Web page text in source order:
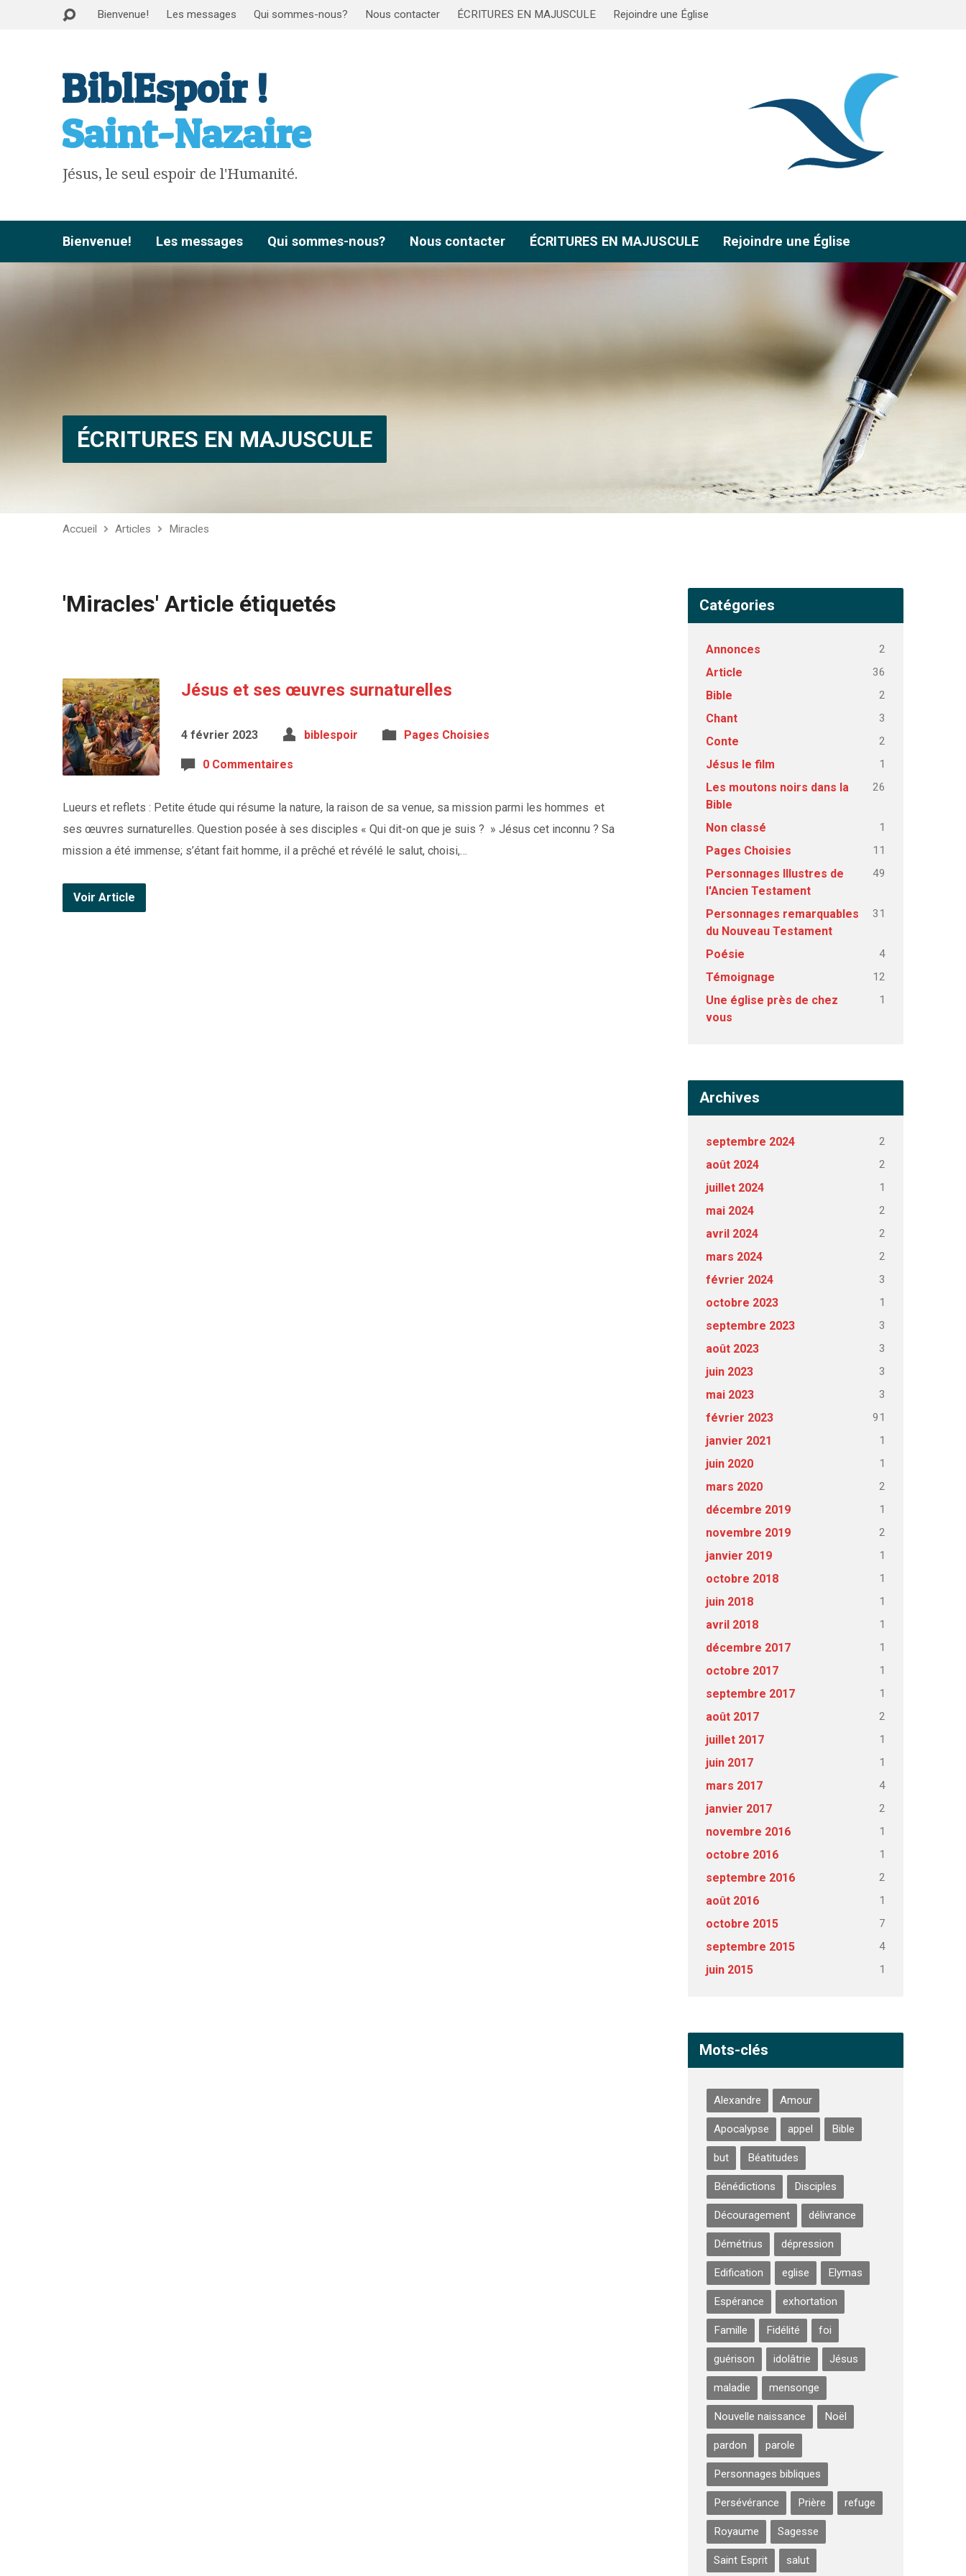
Bienvenue! Les messages Qui sommes-nous? Nous contacter ÉCRITURES EN MAJUSCULE Rejoindre une Église
BiblEspoir !
Saint-Nazaire
Jésus, le seul espoir de l'Humanité.
Bienvenue! Les messages Qui sommes-nous? Nous contacter ÉCRITURES EN MAJUSCULE Rejoindre une Église
ÉCRITURES EN MAJUSCULE
Accueil Articles Miracles
'Miracles' Article étiquetés
Jésus et ses œuvres surnaturelles
4 février 2023 biblespoir Pages Choisies
0 Commentaires
Lueurs et reflets : Petite étude qui résume la nature, la raison de sa venue, sa mission parmi les hommes et
ses œuvres surnaturelles. Question posée à ses disciples « Qui dit-on que je suis ? » Jésus cet inconnu ? Sa
mission a été immense; s’étant fait homme, il a prêché et révélé le salut, choisi,…
Voir Article
Catégories
Annonces 2
Article 36
Bible 2
Chant 3
Conte 2
Jésus le film 1
Les moutons noirs dans la
Bible
26
Non classé 1
Pages Choisies 11
Personnages Illustres de
l'Ancien Testament
49
Personnages remarquables
du Nouveau Testament
31
Poésie 4
Témoignage 12
Une église près de chez
vous
1
Archives
septembre 2024 2
août 2024 2
juillet 2024 1
mai 2024 2
avril 2024 2
mars 2024 2
février 2024 3
octobre 2023 1
septembre 2023 3
août 2023 3
juin 2023 3
mai 2023 3
février 2023 91
janvier 2021 1
juin 2020 1
mars 2020 2
décembre 2019 1
novembre 2019 2
janvier 2019 1
octobre 2018 1
juin 2018 1
avril 2018 1
décembre 2017 1
octobre 2017 1
septembre 2017 1
août 2017 2
juillet 2017 1
juin 2017 1
mars 2017 4
janvier 2017 2
novembre 2016 1
octobre 2016 1
septembre 2016 2
août 2016 1
octobre 2015 7
septembre 2015 4
juin 2015 1
Mots-clés
Alexandre Amour
Apocalypse appel Bible
but Béatitudes
Bénédictions Disciples
Découragement délivrance
Démétrius dépression
Edification eglise Elymas
Espérance exhortation
Famille Fidélité foi
guérison idolâtrie Jésus
maladie mensonge
Nouvelle naissance Noël
pardon parole
Personnages bibliques
Persévérance Prière refuge
Royaume Sagesse
Saint Esprit salut